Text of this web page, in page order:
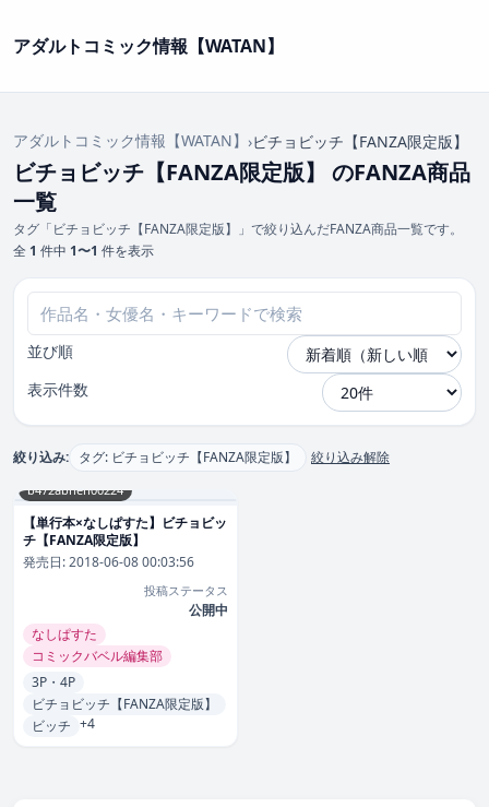
アダルトコミック情報【WATAN】
アダルトコミック情報【WATAN】 ›ビチョビッチ【FANZA限定版】
ビチョビッチ【FANZA限定版】 のFANZA商品
一覧
タグ「ビチョビッチ【FANZA限定版】」で絞り込んだFANZA商品一覧です。
全 1 件中 1〜1 件を表示
並び順
表示件数
絞り込み: タグ: ビチョビッチ【FANZA限定版】 絞り込み解除
b472abnen00224
【単行本×なしぱすた】ビチョビッ
チ【FANZA限定版】
発売日:2018-06-08 00:03:56
投稿ステータス
公開中
なしぱすた
コミックバベル編集部
3P・4P
ビチョビッチ【FANZA限定版】
ビッチ +4